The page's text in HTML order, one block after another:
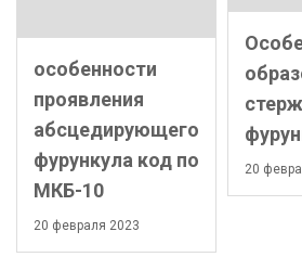
особенности
проявления
абсцедирующего
фурункула код по
МКБ-10
20 февраля 2023
20